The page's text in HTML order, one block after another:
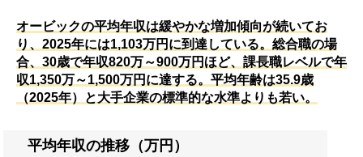
オービックの平均年収は緩やかな増加傾向が続いてお
り、2025年には1,103万円に到達している。総合職の場
合、30歳で年収820万～900万円ほど、課長職レベルで年
収1,350万～1,500万円に達する。平均年齢は35.9歳
（2025年）と大手企業の標準的な水準よりも若い。
平均年収の推移（万円）